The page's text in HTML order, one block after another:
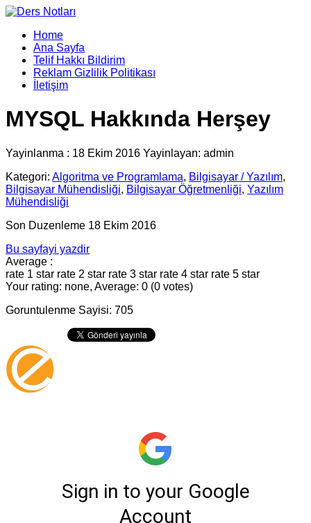
Home
Ana Sayfa
Telif Hakkı Bildirim
Reklam Gizlilik Politikası
İletişim
MYSQL Hakkında Herşey
Yayinlanma : 18 Ekim 2016 Yayinlayan: admin
Kategori: Algoritma ve Programlama, Bilgisayar / Yazılım,
Bilgisayar Mühendisliği, Bilgisayar Öğretmenliği, Yazılım
Mühendisliği
Son Duzenleme 18 Ekim 2016
Bu sayfayi yazdir
Average :
rate 1 star rate 2 star rate 3 star rate 4 star rate 5 star
Your rating: none, Average: 0 (0 votes)
Goruntulenme Sayisi: 705